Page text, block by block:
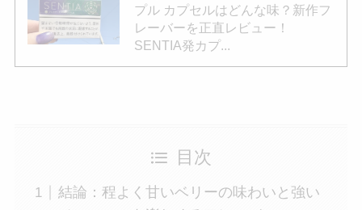
プル カプセルはどんな味？新作フ
レーバーを正直レビュー！
SENTIA発カプ...
目次
結論：程よく甘いベリーの味わいと強い